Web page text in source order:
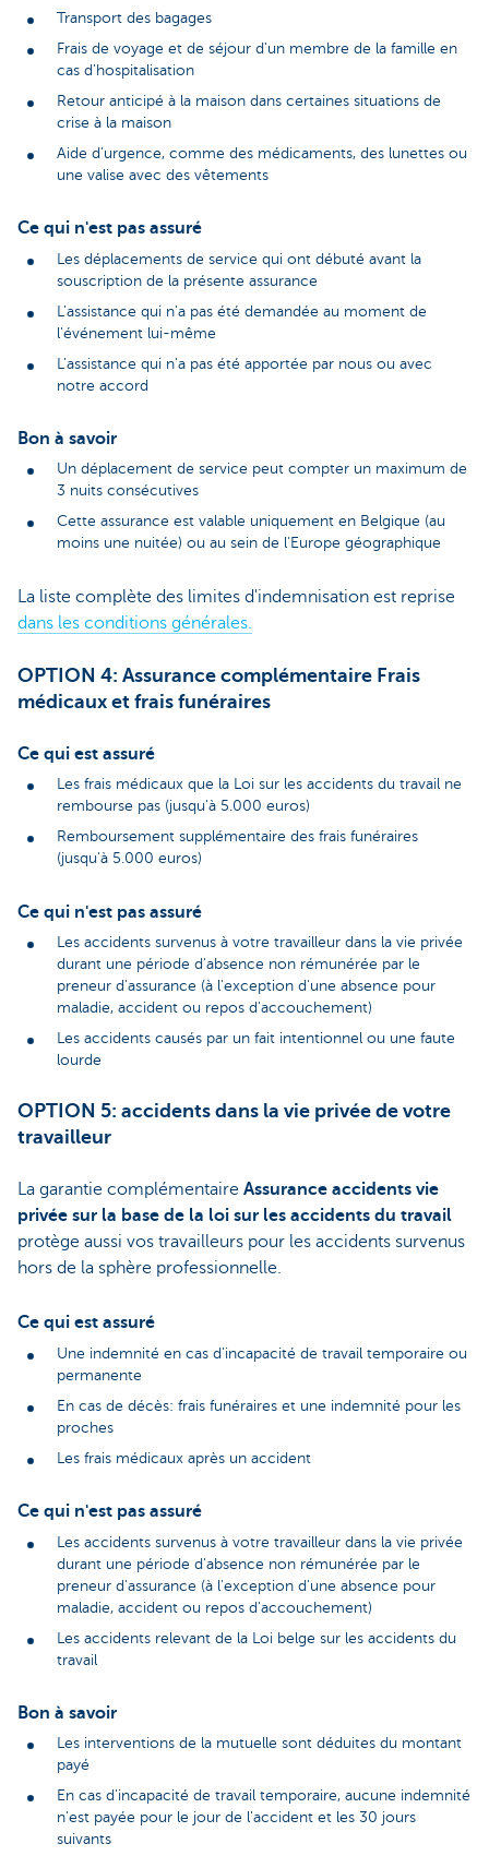
Transport des bagages
Frais de voyage et de séjour d'un membre de la famille en
cas d'hospitalisation
Retour anticipé à la maison dans certaines situations de
crise à la maison
Aide d'urgence, comme des médicaments, des lunettes ou
une valise avec des vêtements
Ce qui n'est pas assuré
Les déplacements de service qui ont débuté avant la
souscription de la présente assurance
L'assistance qui n'a pas été demandée au moment de
l'événement lui-même
L'assistance qui n'a pas été apportée par nous ou avec
notre accord
Bon à savoir
Un déplacement de service peut compter un maximum de
3 nuits consécutives
Cette assurance est valable uniquement en Belgique (au
moins une nuitée) ou au sein de l'Europe géographique
La liste complète des limites d'indemnisation est reprise
dans les conditions générales.
OPTION 4: Assurance complémentaire Frais
médicaux et frais funéraires
Ce qui est assuré
Les frais médicaux que la Loi sur les accidents du travail ne
rembourse pas (jusqu'à 5.000 euros)
Remboursement supplémentaire des frais funéraires
(jusqu'à 5.000 euros)
Ce qui n'est pas assuré
Les accidents survenus à votre travailleur dans la vie privée
durant une période d'absence non rémunérée par le
preneur d'assurance (à l'exception d'une absence pour
maladie, accident ou repos d'accouchement)
Les accidents causés par un fait intentionnel ou une faute
lourde
OPTION 5: accidents dans la vie privée de votre
travailleur
La garantie complémentaire Assurance accidents vie
privée sur la base de la loi sur les accidents du travail
protège aussi vos travailleurs pour les accidents survenus
hors de la sphère professionnelle.
Ce qui est assuré
Une indemnité en cas d’incapacité de travail temporaire ou
permanente
En cas de décès: frais funéraires et une indemnité pour les
proches
Les frais médicaux après un accident
Ce qui n'est pas assuré
Les accidents survenus à votre travailleur dans la vie privée
durant une période d'absence non rémunérée par le
preneur d'assurance (à l'exception d'une absence pour
maladie, accident ou repos d'accouchement)
Les accidents relevant de la Loi belge sur les accidents du
travail
Bon à savoir
Les interventions de la mutuelle sont déduites du montant
payé
En cas d'incapacité de travail temporaire, aucune indemnité
n'est payée pour le jour de l'accident et les 30 jours
suivants